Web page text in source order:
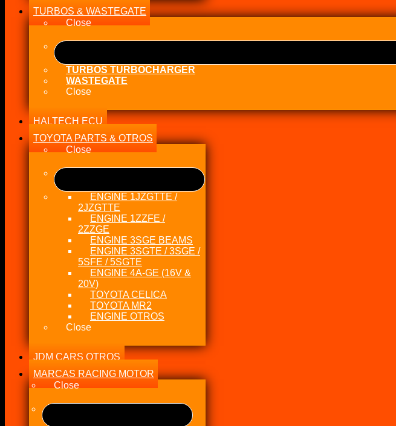
TURBOS & WASTEGATE
Close
TURBOS TURBOCHARGER
WASTEGATE
Close
HALTECH ECU
TOYOTA PARTS & OTROS
Close
ENGINE 1JZGTTE /
2JZGTTE
ENGINE 1ZZFE /
2ZZGE
ENGINE 3SGE BEAMS
ENGINE 3SGTE / 3SGE /
5SFE / 5SGTE
ENGINE 4A-GE (16V &
20V)
TOYOTA CELICA
TOYOTA MR2
ENGINE OTROS
Close
JDM CARS OTROS
MARCAS RACING MOTOR
Close